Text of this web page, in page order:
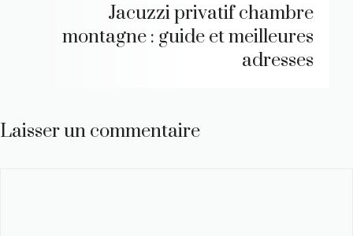
Jacuzzi privatif chambre
montagne : guide et meilleures
adresses
Laisser un commentaire